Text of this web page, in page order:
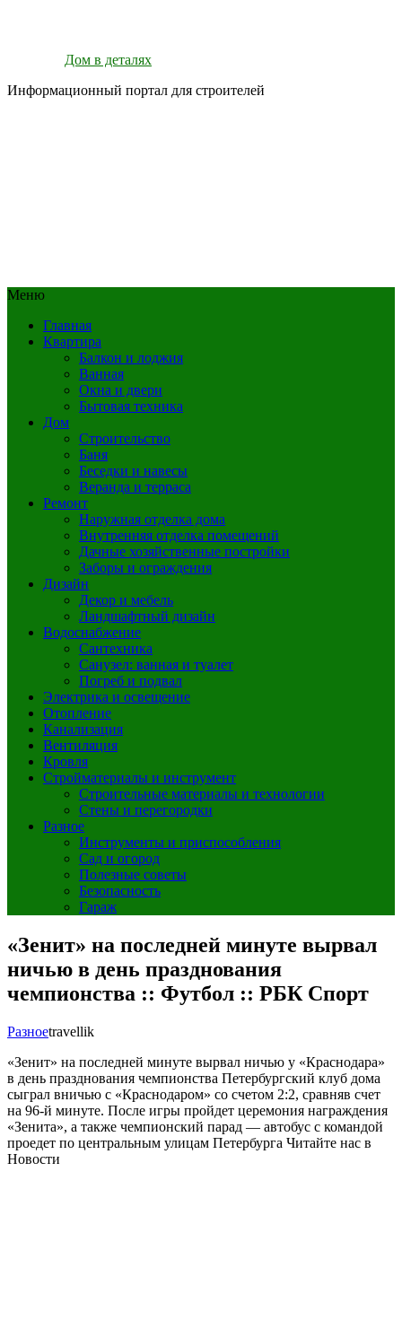
Дом в деталях
Информационный портал для строителей
Меню
Главная
Квартира
Балкон и лоджия
Ванная
Окна и двери
Бытовая техника
Дом
Строительство
Баня
Беседки и навесы
Веранда и терраса
Ремонт
Наружная отделка дома
Внутренняя отделка помещений
Дачные хозяйственные постройки
Заборы и ограждения
Дизайн
Декор и мебель
Ландшафтный дизайн
Водоснабжение
Сантехника
Санузел: ванная и туалет
Погреб и подвал
Электрика и освещение
Отопление
Канализация
Вентиляция
Кровля
Стройматериалы и инструмент
Строительные материалы и технологии
Стены и перегородки
Разное
Инструменты и приспособления
Сад и огород
Полезные советы
Безопасность
Гараж
«Зенит» на последней минуте вырвал
ничью в день празднования
чемпионства :: Футбол :: РБК Спорт
Разноеtravellik
«Зенит» на последней минуте вырвал ничью у «Краснодара»
в день празднования чемпионства Петербургский клуб дома
сыграл вничью с «Краснодаром» со счетом 2:2, сравняв счет
на 96-й минуте. После игры пройдет церемония награждения
«Зенита», а также чемпионский парад — автобус с командой
проедет по центральным улицам Петербурга Читайте нас в
Новости